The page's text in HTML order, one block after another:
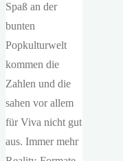
Spaß an der
bunten
Popkulturwelt
kommen die
Zahlen und die
sahen vor allem
für Viva nicht gut
aus. Immer mehr